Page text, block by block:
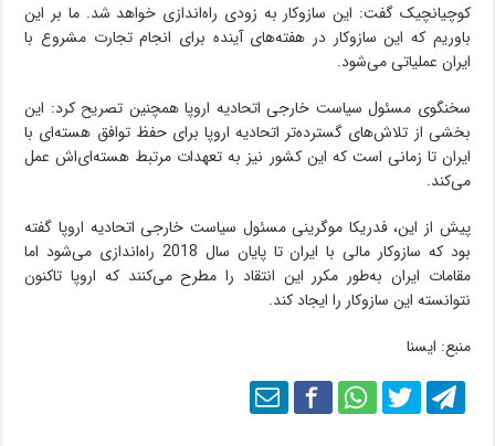
کوچیانچیک گفت: این سازوکار به زودی راه‌اندازی خواهد شد. ما بر این
باوریم که این سازوکار در هفته‌های آینده برای انجام تجارت مشروع با
ایران عملیاتی می‌شود.
سخنگوی مسئول سیاست خارجی اتحادیه اروپا همچنین تصریح کرد: این
بخشی از تلاش‌های گسترده‌تر اتحادیه اروپا برای حفظ توافق هسته‌ای با
ایران تا زمانی است که این کشور نیز به تعهدات مرتبط هسته‌ای‌اش عمل
می‌کند.
پیش از این، فدریکا موگرینی مسئول سیاست خارجی اتحادیه اروپا گفته
بود که سازوکار مالی با ایران تا پایان سال 2018 راه‌اندازی می‌شود اما
مقامات ایران به‌طور مکرر این انتقاد را مطرح می‌کنند که اروپا تاکنون
نتوانسته این سازوکار را ایجاد کند.
منبع: ایسنا